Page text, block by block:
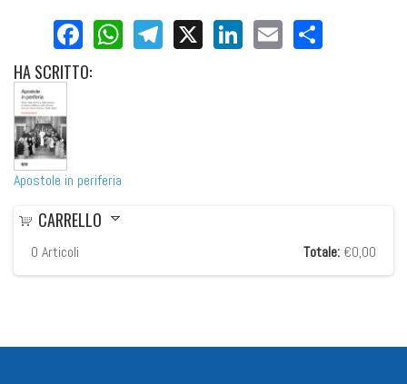
Facebook
WhatsApp
Telegram
X LinkedIn
Email
HASCRITTO:
Apostole in periferia
CARRELLO
0 Articoli Totale: €0,00